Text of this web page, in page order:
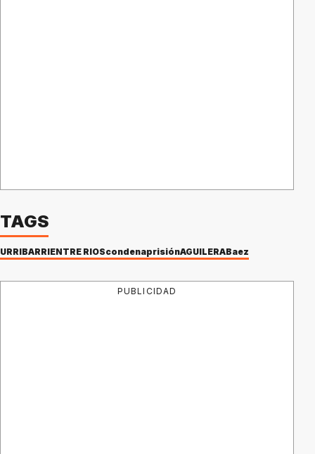
TAGS
URRIBARRIENTRE RIOScondenaprisiónAGUILERABaez
PUBLICIDAD